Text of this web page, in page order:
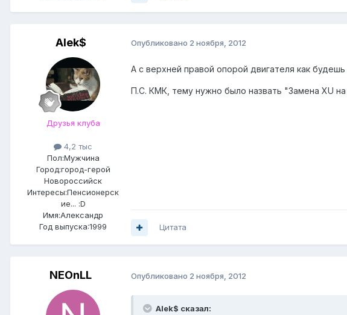
Alek$
Друзья клуба
4,2 тыс
Пол:Мужчина
Город:город-герой
Новороссийск
Интересы:Пенсионерск
ие... :D
Имя:Александр
Год выпуска:1999
Опубликовано 2 ноября, 2012
А с верхней правой опорой двигателя как
П.С. КМК, тему нужно было назвать "Замена XU
Цитата
NEOnLL Опубликовано 2 ноября, 2012
Alek$ сказал: